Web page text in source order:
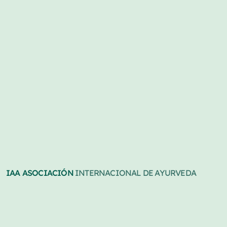
IAA ASOCIACIÓNINTERNACIONAL DE AYURVEDA